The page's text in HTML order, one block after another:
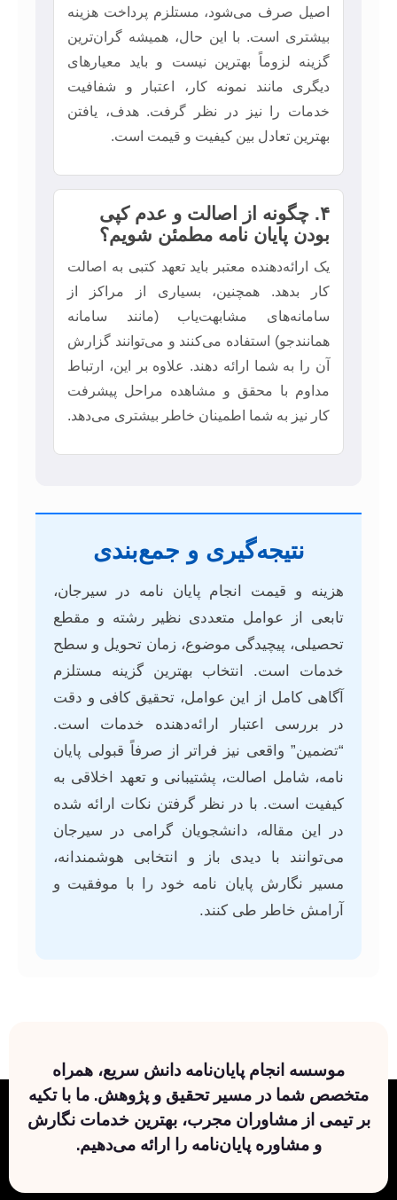
اصیل صرف می‌شود، مستلزم پرداخت هزینه
بیشتری است. با این حال، همیشه گران‌ترین
گزینه لزوماً بهترین نیست و باید معیارهای
دیگری مانند نمونه کار، اعتبار و شفافیت
خدمات را نیز در نظر گرفت. هدف، یافتن
بهترین تعادل بین کیفیت و قیمت است.
۴. چگونه از اصالت و عدم کپی
بودن پایان نامه مطمئن شویم؟
یک ارائه‌دهنده معتبر باید تعهد کتبی به اصالت
کار بدهد. همچنین، بسیاری از مراکز از
سامانه‌های مشابهت‌یاب (مانند سامانه
همانندجو) استفاده می‌کنند و می‌توانند گزارش
آن را به شما ارائه دهند. علاوه بر این، ارتباط
مداوم با محقق و مشاهده مراحل پیشرفت
کار نیز به شما اطمینان خاطر بیشتری می‌دهد.
نتیجه‌گیری و جمع‌بندی
هزینه و قیمت انجام پایان نامه در سیرجان،
تابعی از عوامل متعددی نظیر رشته و مقطع
تحصیلی، پیچیدگی موضوع، زمان تحویل و سطح
خدمات است. انتخاب بهترین گزینه مستلزم
آگاهی کامل از این عوامل، تحقیق کافی و دقت
در بررسی اعتبار ارائه‌دهنده خدمات است.
“تضمین” واقعی نیز فراتر از صرفاً قبولی پایان
نامه، شامل اصالت، پشتیبانی و تعهد اخلاقی به
کیفیت است. با در نظر گرفتن نکات ارائه شده
در این مقاله، دانشجویان گرامی در سیرجان
می‌توانند با دیدی باز و انتخابی هوشمندانه،
مسیر نگارش پایان نامه خود را با موفقیت و
آرامش خاطر طی کنند.
موسسه انجام پایان‌نامه دانش سریع، همراه
متخصص شما در مسیر تحقیق و پژوهش. ما با تکیه
بر تیمی از مشاوران مجرب، بهترین خدمات نگارش
و مشاوره پایان‌نامه را ارائه می‌دهیم.